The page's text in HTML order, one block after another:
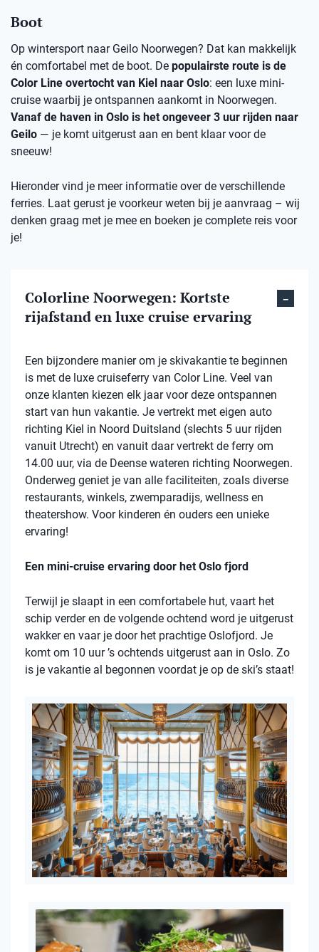
Boot
Op wintersport naar Geilo Noorwegen? Dat kan makkelijk
én comfortabel met de boot. De populairste route is de
Color Line overtocht van Kiel naar Oslo: een luxe mini-
cruise waarbij je ontspannen aankomt in Noorwegen.
Vanaf de haven in Oslo is het ongeveer 3 uur rijden naar
Geilo — je komt uitgerust aan en bent klaar voor de
sneeuw!
Hieronder vind je meer informatie over de verschillende
ferries. Laat gerust je voorkeur weten bij je aanvraag – wij
denken graag met je mee en boeken je complete reis voor
je!
Colorline Noorwegen: Kortste
rijafstand en luxe cruise ervaring
Een bijzondere manier om je skivakantie te beginnen
is met de luxe cruiseferry van Color Line. Veel van
onze klanten kiezen elk jaar voor deze ontspannen
start van hun vakantie. Je vertrekt met eigen auto
richting Kiel in Noord Duitsland (slechts 5 uur rijden
vanuit Utrecht) en vanuit daar vertrekt de ferry om
14.00 uur, via de Deense wateren richting Noorwegen.
Onderweg geniet je van alle faciliteiten, zoals diverse
restaurants, winkels, zwemparadijs, wellness en
theatershow. Voor kinderen én ouders een unieke
ervaring!
Een mini-cruise ervaring door het Oslo fjord
Terwijl je slaapt in een comfortabele hut, vaart het
schip verder en de volgende ochtend word je uitgerust
wakker en vaar je door het prachtige Oslofjord. Je
komt om 10 uur ’s ochtends uitgerust aan in Oslo. Zo
is je vakantie al begonnen voordat je op de ski’s staat!